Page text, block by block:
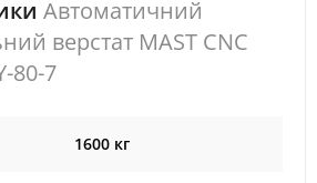
Автоматичний
верстат MAST CNC
80-7
1600 кг